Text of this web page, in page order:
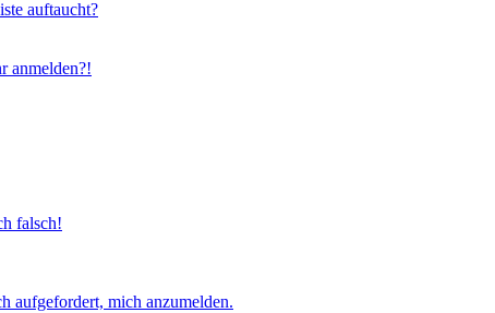
auftaucht?
anmelden?!
falsch!
aufgefordert, mich anzumelden.